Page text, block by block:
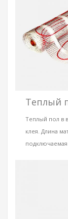
Теплый
Теплый пол в
клея. Длина
подключаемая